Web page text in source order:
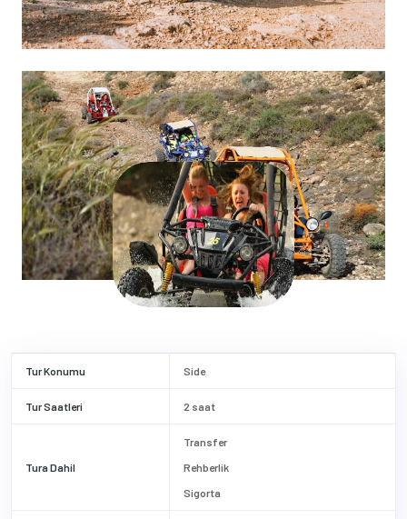
Tur Konumu Side
Tur Saatleri 2 saat
Tura Dahil
Transfer
Rehberlik
Sigorta